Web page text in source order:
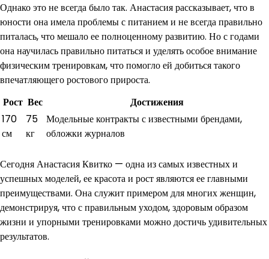
Однако это не всегда было так. Анастасия рассказывает, что в
юности она имела проблемы с питанием и не всегда правильно
питалась, что мешало ее полноценному развитию. Но с годами
она научилась правильно питаться и уделять особое внимание
физическим тренировкам, что помогло ей добиться такого
впечатляющего ростового прироста.
Рост Вес
Достижения
170
см
75
кг
Модельные контракты с известными брендами,
обложки журналов
Сегодня Анастасия Квитко — одна из самых известных и
успешных моделей, ее красота и рост являются ее главными
преимуществами. Она служит примером для многих женщин,
демонстрируя, что с правильным уходом, здоровым образом
жизни и упорными тренировками можно достичь удивительных
результатов.